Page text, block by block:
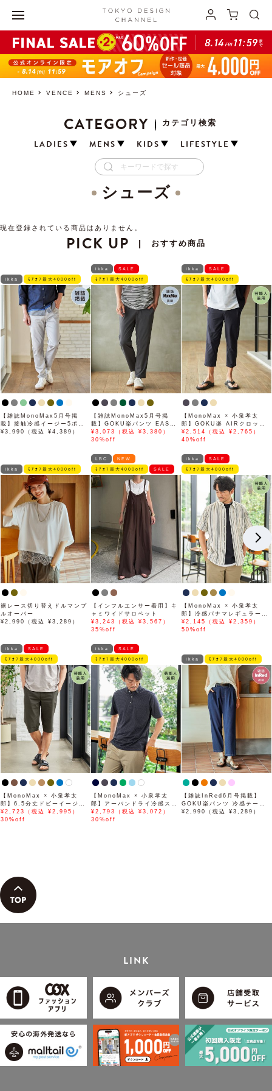
HOME VENCE MENS シューズ
CATEGORY
カテゴリ検索
LADIES
MENS KIDS LIFESTYLE
シューズ
現在登録されている商品はありません。
PICK UP | おすすめ商品
ikka ﾓｱｵﾌ最大4000off
【雑誌MonoMax5月号掲
載】接触冷感イージー5ポケ
ット
¥3,990（税込 ¥4,389）
ikka SALE
ﾓｱｵﾌ最大4000off
【雑誌MonoMax5月号掲
載】GOKU楽パンツ EASY
STRETCH 冷感アンクル
【接触冷感】「小泉孝太郎さ
¥3,073（税込 ¥3,380）
30%off
ikka SALE
ﾓｱｵﾌ最大4000off
【MonoMax × 小泉孝太
郎】GOKU楽 AIRクロップ
ドパンツ「小泉孝太郎さん着
用モデル」
¥2,514（税込 ¥2,765）
40%off
ikka ﾓｱｵﾌ最大4000off
裾レース切り替えドルマンプ
ルオーバー
¥2,990（税込 ¥3,289）
LBC NEW
ﾓｱｵﾌ最大4000off SALE
【インフルエンサー着用】キ
ャミワイドサロペット
¥3,243（税込 ¥3,567）
35%off
ikka SALE
ﾓｱｵﾌ最大4000off
【MonoMax × 小泉孝太
郎】冷感パナマレギュラーカ
ラー半袖シャツ「小泉孝太郎
さん着用モデル」
¥2,145（税込 ¥2,359）
50%off
ikka SALE
ﾓｱｵﾌ最大4000off
【MonoMax × 小泉孝太
郎】6.5分丈ドビーイージー
ハーフパンツ「小泉孝太郎さ
ん着用モデル」
¥2,723（税込 ¥2,995）
30%off
ikka SALE
ﾓｱｵﾌ最大4000off
【MonoMax × 小泉孝太
郎】アーバンドライ冷感スイ
スボタンダウンポロシャツ
「小泉孝太郎さん着用モデ
¥2,793（税込 ¥3,072）
30%off
ikka ﾓｱｵﾌ最大4000off
【雑誌InRed6月号掲載】
GOKU楽パンツ 冷感テーパ
ード【接触冷感】
¥2,990（税込 ¥3,289）
LINK